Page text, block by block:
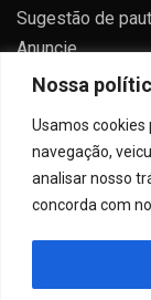
Nossa
Usamos cookies
navegação,
analisar nosso
concorda com
Sugestão de
Anuncie
Contato
Proudly